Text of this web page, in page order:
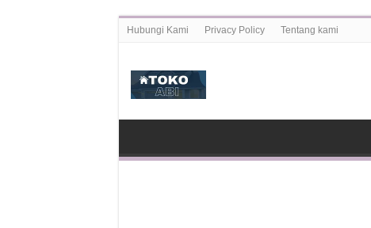
Hubungi Kami Privacy Policy Tentang kami